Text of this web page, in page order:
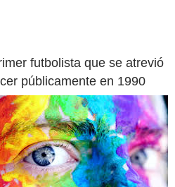
futbolista que se atrevió
públicamente en 1990